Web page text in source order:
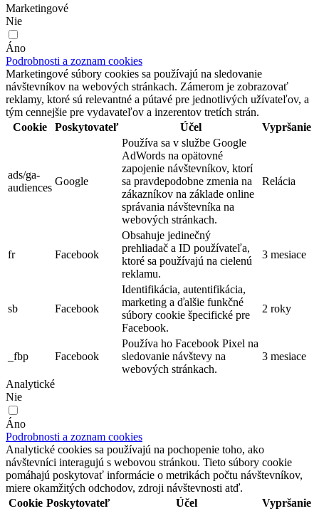
Marketingové
Nie
Áno
Podrobnosti a zoznam cookies
Marketingové súbory cookies sa používajú na sledovanie
návštevníkov na webových stránkach. Zámerom je zobrazovať
reklamy, ktoré sú relevantné a pútavé pre jednotlivých užívateľov, a
tým cennejšie pre vydavateľov a inzerentov tretích strán.
Cookie
Poskytovateľ Účel Vypršanie
ads/ga-
audiences
Google
Používa sa v službe Google
AdWords na opätovné
zapojenie návštevníkov, ktorí
sa pravdepodobne zmenia na
zákazníkov na základe online
správania návštevníka na
webových stránkach.
Relácia
fr Facebook
Obsahuje jedinečný
prehliadač a ID používateľa,
ktoré sa používajú na cielenú
reklamu.
3 mesiace
sb Facebook
Identifikácia, autentifikácia,
marketing a ďalšie funkčné
súbory cookie špecifické pre
Facebook.
2 roky
_fbp Facebook
Používa ho Facebook Pixel na
sledovanie návštevy na
webových stránkach.
3 mesiace
Analytické
Nie
Áno
Podrobnosti a zoznam cookies
Analytické cookies sa používajú na pochopenie toho, ako
návštevníci interagujú s webovou stránkou. Tieto súbory cookie
pomáhajú poskytovať informácie o metrikách počtu návštevníkov,
miere okamžitých odchodov, zdroji návštevnosti atď.
Cookie Poskytovateľ Účel Vypršanie